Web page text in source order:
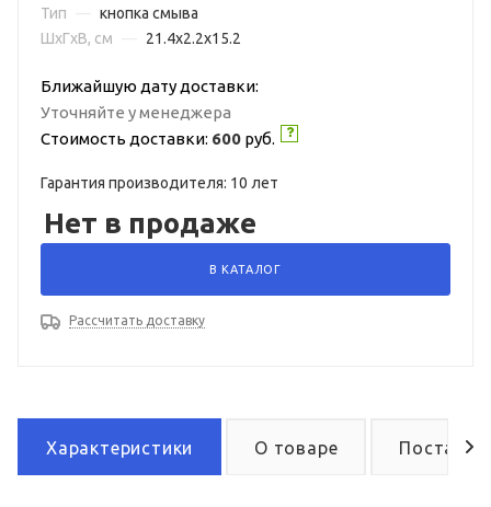
Тип
кнопка смыва
ШxГxВ, см
21.4x2.2x15.2
Ближайшую дату доставки:
Уточняйте у менеджера
Стоимость доставки: 600 руб.
Гарантия производителя: 10 лет
Нет в продаже
В КАТАЛОГ
Рассчитать доставку
Характеристики О товаре Поставка